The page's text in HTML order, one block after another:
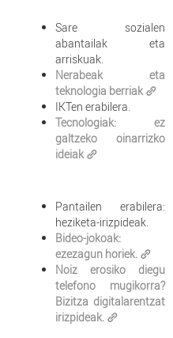
Sare sozialen
abantailak eta
arriskuak.
Nerabeak eta
teknologia berriak
IKTen erabilera.
Tecnologiak: ez
galtzeko oinarrizko
ideiak
Pantailen erabilera:
heziketa-irizpideak.
Bideo-jokoak:
ezezagun horiek.
Noiz erosiko diegu
telefono mugikorra?
Bizitza digitalarentzat
irizpideak.